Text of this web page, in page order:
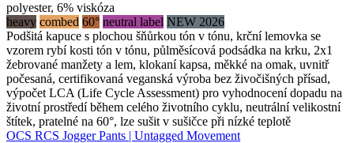
polyester, 6% viskóza
heavy combed 60° neutral label NEW 2026
Podšitá kapuce s plochou šňůrkou tón v tónu, krční lemovka se
vzorem rybí kosti tón v tónu, půlměsícová podsádka na krku, 2x1
žebrované manžety a lem, klokaní kapsa, měkké na omak, uvnitř
počesaná, certifikovaná veganská výroba bez živočišných přísad,
výpočet LCA (Life Cycle Assessment) pro vyhodnocení dopadu na
životní prostředí během celého životního cyklu, neutrální velikostní
štítek, pratelné na 60°, lze sušit v sušičce při nízké teplotě
OCS RCS Jogger Pants | Untagged Movement